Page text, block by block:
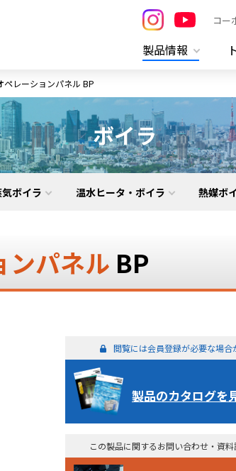
コー
製品情報
ペレーションパネル BP
ボイラ
ボイラ 温水ヒータ・ボイラ 熱媒ボ
ンパネル BP
閲覧には会員登録が必要な場合
製品のカタログを
この製品に関するお問い合わせ・資